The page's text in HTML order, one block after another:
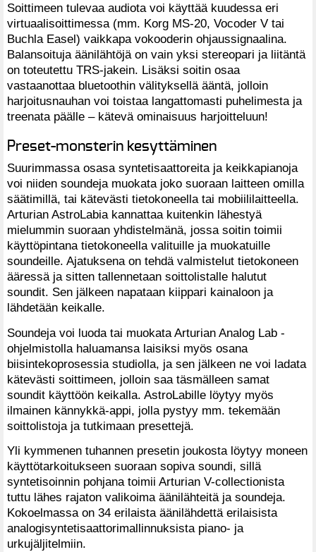
Soittimeen tulevaa audiota voi käyttää kuudessa eri
virtuaalisoittimessa (mm. Korg MS-20, Vocoder V tai
Buchla Easel) vaikkapa vokooderin ohjaussignaalina.
Balansoituja äänilähtöjä on vain yksi stereopari ja liitäntä
on toteutettu TRS-jakein. Lisäksi soitin osaa
vastaanottaa bluetoothin välityksellä ääntä, jolloin
harjoitusnauhan voi toistaa langattomasti puhelimesta ja
treenata päälle – kätevä ominaisuus harjoitteluun!
Preset-monsterin kesyttäminen
Suurimmassa osasa syntetisaattoreita ja keikkapianoja
voi niiden soundeja muokata joko suoraan laitteen omilla
säätimillä, tai kätevästi tietokoneella tai mobiililaitteella.
Arturian AstroLabia kannattaa kuitenkin lähestyä
mielummin suoraan yhdistelmänä, jossa soitin toimii
käyttöpintana tietokoneella valituille ja muokatuille
soundeille. Ajatuksena on tehdä valmistelut tietokoneen
ääressä ja sitten tallennetaan soittolistalle halutut
soundit. Sen jälkeen napataan kiippari kainaloon ja
lähdetään keikalle.
Soundeja voi luoda tai muokata Arturian Analog Lab -
ohjelmistolla haluamansa laisiksi myös osana
biisintekoprosessia studiolla, ja sen jälkeen ne voi ladata
kätevästi soittimeen, jolloin saa täsmälleen samat
soundit käyttöön keikalla. AstroLabille löytyy myös
ilmainen kännykkä-appi, jolla pystyy mm. tekemään
soittolistoja ja tutkimaan presettejä.
Yli kymmenen tuhannen presetin joukosta löytyy moneen
käyttötarkoitukseen suoraan sopiva soundi, sillä
syntetisoinnin pohjana toimii Arturian V-collectionista
tuttu lähes rajaton valikoima äänilähteitä ja soundeja.
Kokoelmassa on 34 erilaista äänilähdettä erilaisista
analogisyntetisaattorimallinnuksista piano- ja
urkujäljitelmiin.